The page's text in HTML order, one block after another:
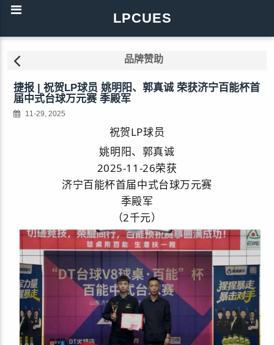
LPCUES
品牌赞助
捷报 | 祝贺LP球员 姚明阳、郭真诚 荣获济宁百能杯首
届中式台球万元赛 季殿军
11-29, 2025
祝贺LP球员
姚明阳、 郭真诚
2025-11-26荣获
济宁百能杯首届中式台球万元赛
季殿军
（2千元）